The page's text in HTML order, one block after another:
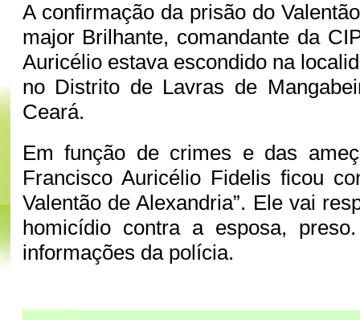
A confirmação da prisão do
major Brilhante, comandante da
Auricélio estava escondido na
no Distrito de Lavras de
Ceará.
Em função de crimes e das
Francisco Auricélio Fidelis ficou
Valentão de Alexandria”. Ele vai
homicídio contra a esposa,
informações da polícia.